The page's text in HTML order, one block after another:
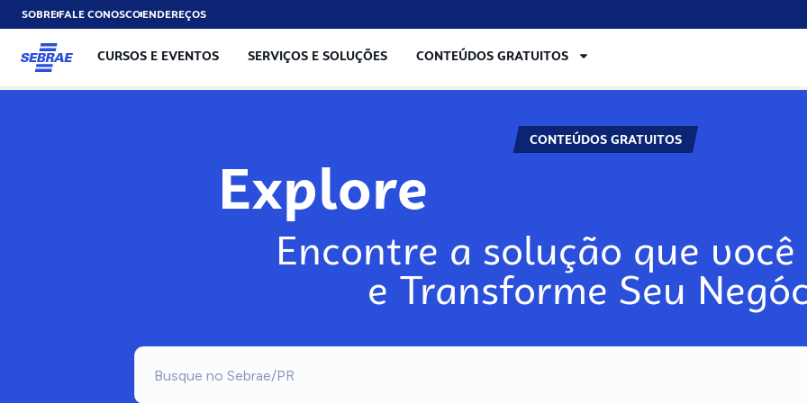
SOBREFALE CONOSCOENDEREÇOS
CURSOS E EVENTOS SERVIÇOS E SOLUÇÕES CONTEÚDOS GRATUITOS
CONTEÚDOS GRATUITOS
Explore
Encontre a solução que você
e Transforme Seu